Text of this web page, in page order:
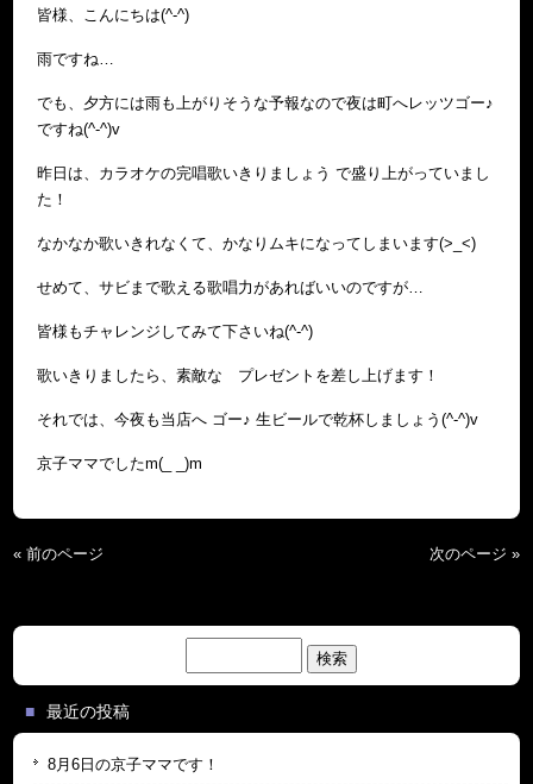
皆様、こんにちは(^-^)
雨ですね…
でも、夕方には雨も上がりそうな予報なので夜は町へレッツゴー♪
ですね(^-^)v
昨日は、カラオケの完唱歌いきりましょう で盛り上がっていまし
た！
なかなか歌いきれなくて、かなりムキになってしまいます(>_<)
せめて、サビまで歌える歌唱力があればいいのですが…
皆様もチャレンジしてみて下さいね(^-^)
歌いきりましたら、素敵な プレゼントを差し上げます！
それでは、今夜も当店へ ゴー♪ 生ビールで乾杯しましょう(^-^)v
京子ママでしたm(_ _)m
« 前のページ 次のページ »
索:
最近の投稿
8月6日の京子ママです！